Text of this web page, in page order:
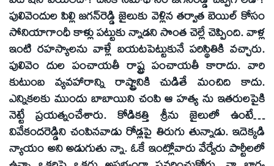
పులివెందుల పిల్లి జగన్‌రెడ్డి జైలుకు వెళ్లిన తర్వాత బెయిల్‌ కోసం
సోనియాగాంధీ కాళ్లు పట్టుకు న్నాడని సొంత చెల్లే చెప్పింది. వాళ్ల
ఇంటి రహస్యాలను వాళ్లే బయటపెట్టుకునే పరిస్థితికి వచ్చారు.
పులివెం దుల పంచాయతీ రాష్ట్ర పంచాయతీ కారాదు. వారి
కుటుంబ వ్యవహారాన్ని రాష్ట్రానికి చుడితే మంచిది కాదు.
ఎన్నికలకు ముందు బాబాయిని చంపి ఆ హత్య ను ఇతరులపైకి
నెట్టే ప్రయత్నంచేశారు. కోడికత్తి శ్రీను జైలులో ఉంటే…
వివేకందరెడ్డిని చంపినవాడు రోడ్లపై తిరుగు తున్నాడు. ఇదెక్కడి
న్యాయం అని అడుగుతు న్నా. ఓకే ఇంట్లోవారు వేర్వేరు పార్టీలలో